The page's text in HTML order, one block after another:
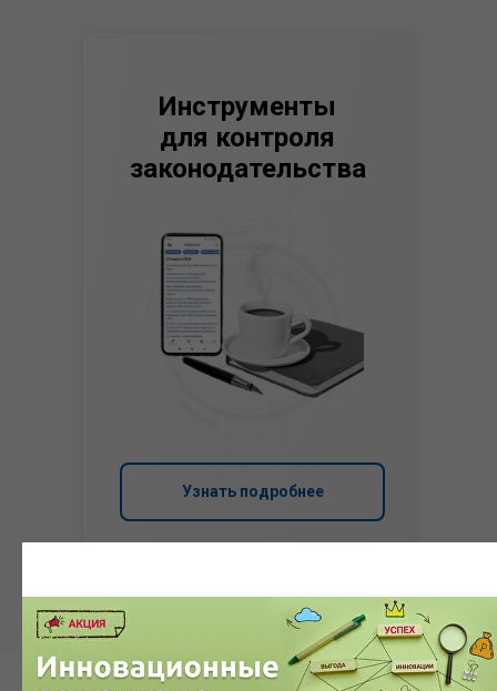
Узнать подробнее
Инструменты
для контроля
законодательства